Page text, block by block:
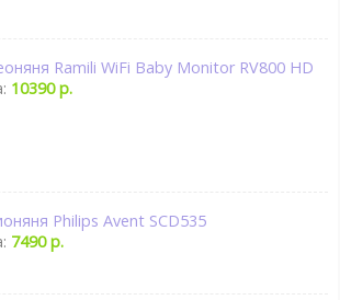
Ramili WiFi Baby Monitor RV800 HD
10390 р.
Philips Avent SCD535
7490 р.